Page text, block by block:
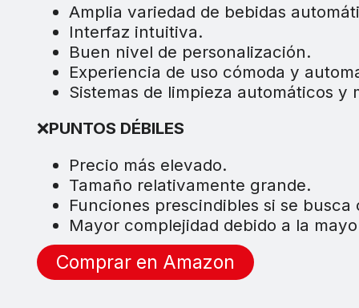
Amplia variedad de bebidas
Interfaz intuitiva.
Buen nivel de personalización.
Experiencia de uso cómoda y
Sistemas de limpieza automáticos y
❌PUNTOS DÉBILES
Precio más elevado.
Tamaño relativamente grande.
Funciones prescindibles si se busca
Mayor complejidad debido a la
Comprar en Amazon